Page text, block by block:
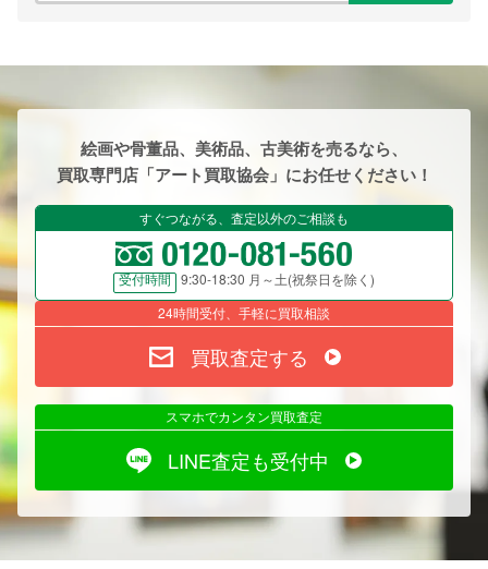
絵画や骨董品、美術品、古美術を売るなら、
買取専門店「アート買取協会」にお任せください！
すぐつながる、査定以外のご相談も
受付時間
9:30-18:30 月～土(祝祭日を除く)
24時間受付、手軽に買取相談
買取査定する
スマホでカンタン買取査定
LINE査定も受付中